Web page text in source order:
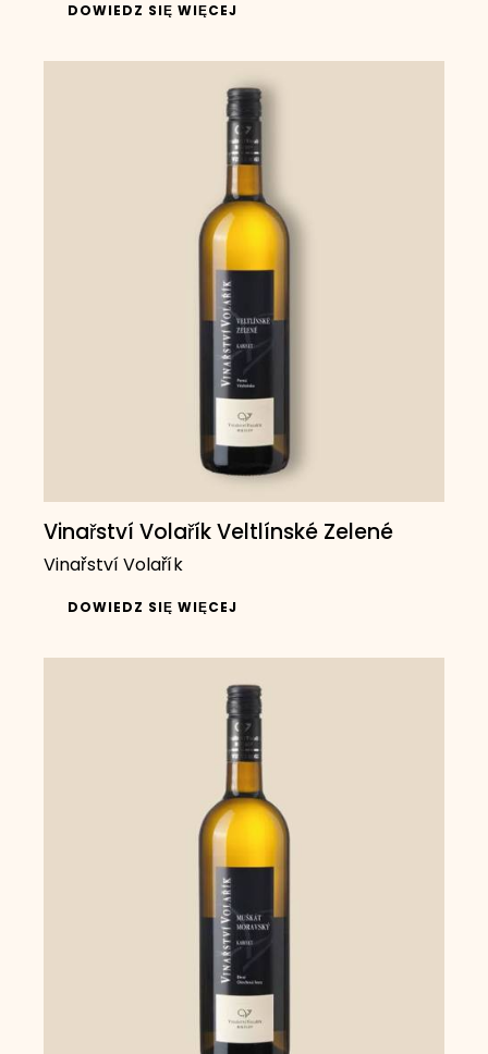
DOWIEDZ SIĘ WIĘCEJ
Vinařství Volařík Veltlínské Zelené
Vinařství Volařík
DOWIEDZ SIĘ WIĘCEJ